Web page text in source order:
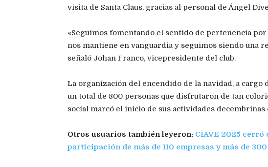
visita de Santa Claus, gracias al personal de Ángel
«Seguimos fomentando el sentido de pertenencia
nos mantiene en vanguardia y seguimos siendo una
señaló Johan Franco, vicepresidente del club.
La organización del encendido de la navidad, a
un total de 800 personas que disfrutaron de tan
social marcó el inicio de sus actividades decembrinas
Otros usuarios también leyeron: CIAVE 2025 cerró
participación de más de 110 empresas y más de